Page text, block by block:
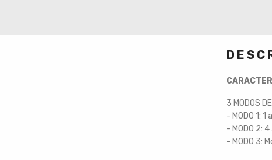
3 MODOS
- MODO 1:
- MODO 2:
- MODO 3: